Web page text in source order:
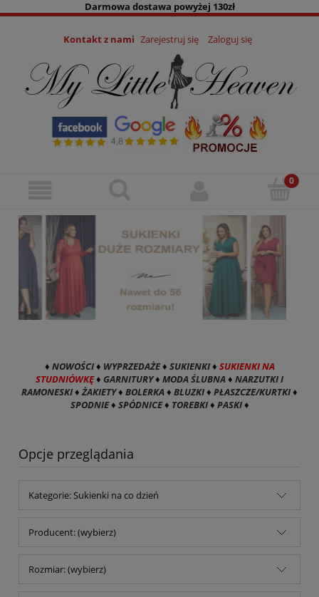
Darmowa dostawa powyżej 130zł
Kontakt z nami Zarejestruj się Zaloguj się
♦ NOWOŚCI♦ WYPRZEDAŻE♦ SUKIENKI♦ SUKIENKI NA
STUDNIÓWKĘ♦ GARNITURY♦ MODA ŚLUBNA♦ NARZUTKI I
RAMONESKI♦ŻAKIETY♦ BOLERKA♦ BLUZKI♦ PŁASZCZE/KURTKI♦
SPODNIE♦ SPÓDNICE♦ TOREBKI♦ PASKI♦
Opcje przeglądania
Kategorie: Sukienki na co dzień
Producent: (wybierz)
Rozmiar: (wybierz)